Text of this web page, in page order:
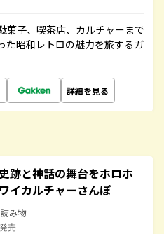
菓子、喫茶店、カルチャーまで
た昭和レトロの魅力を旅するガ
詳細を見る
跡と神話の舞台をホロホ
イカルチャーさんぽ
み物
売